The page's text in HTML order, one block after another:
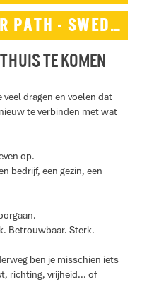
Own your path - Sweden expedition
thuis te komen
veel dragen en voelen dat
te verbinden met wat
op.
bedrijf, een gezin, een
Betrouwbaar. Sterk.
ben je misschien iets
richting, vrijheid… of